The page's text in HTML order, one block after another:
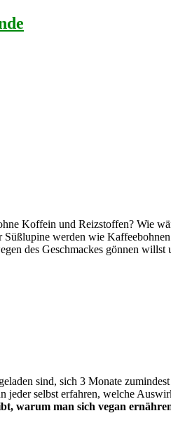
Koffein und Reizstoffen? Wie
werden wie
des Geschmackes gönnen
sind, sich 3 Monate
jeder selbst erfahren, welche
warum man sich vegan